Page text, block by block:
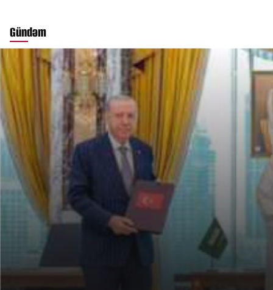
Gündəm